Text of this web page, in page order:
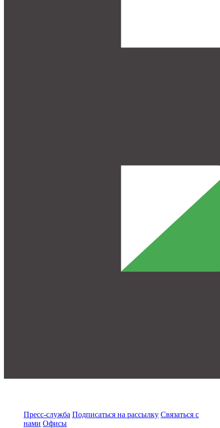
Пресс-служба Подписаться на рассылку Связаться с
нами Офисы